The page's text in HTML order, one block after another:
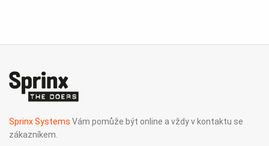
Sprinx Systems Vám pomůže být online a vždy v kontaktu se
zákazníkem.